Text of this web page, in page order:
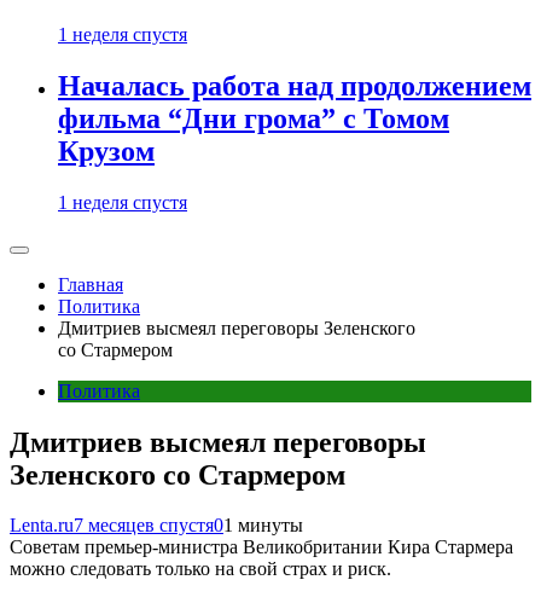
1 неделя спустя
Началась работа над продолжением
фильма “Дни грома” с Томом
Крузом
1 неделя спустя
Главная
Политика
Дмитриев высмеял переговоры Зеленского
со Стармером
Политика
Дмитриев высмеял переговоры
Зеленского со Стармером
Lenta.ru7 месяцев спустя01 минуты
Советам премьер-министра Великобритании Кира Стармера
можно следовать только на свой страх и риск.